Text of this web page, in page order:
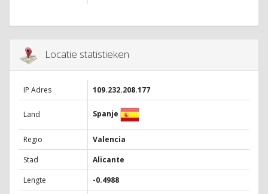
Locatie statistieken
IP Adres 109.232.208.177
Land Spanje
Regio
Valencia
Stad
Alicante
Lengte
-0.4988